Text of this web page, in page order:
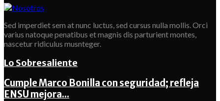
Sed imperdiet sem at nunc luctus, sed cursus nulla mollis. Orci
varius natoque penatibus et magnis dis parturient montes,
nascetur ridiculus musnteger.
Lo Sobresaliente
Cumple Marco Bonilla con seguridad; refleja
ENSU mejora...